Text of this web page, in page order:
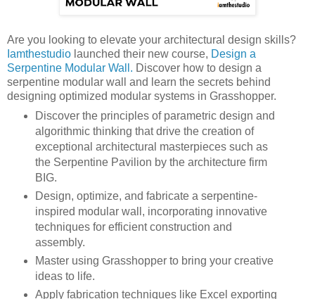
Are you looking to elevate your architectural design skills?
Iamthestudio launched their new course, Design a
Serpentine Modular Wall. Discover how to design a
serpentine modular wall and learn the secrets behind
designing optimized modular systems in Grasshopper.
Discover the principles of parametric design and
algorithmic thinking that drive the creation of
exceptional architectural masterpieces such as
the Serpentine Pavilion by the architecture firm
BIG.
Design, optimize, and fabricate a serpentine-
inspired modular wall, incorporating innovative
techniques for efficient construction and
assembly.
Master using Grasshopper to bring your creative
ideas to life.
Apply fabrication techniques like Excel exporting